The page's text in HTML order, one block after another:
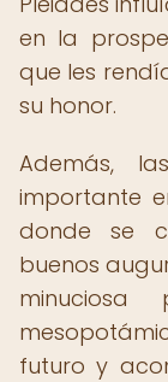
en la
que les
su honor.
Además,
importante
donde se
buenos
futuro y